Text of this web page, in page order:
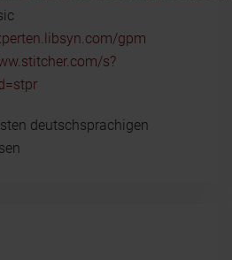
gpm
s?
deutschsprachigen